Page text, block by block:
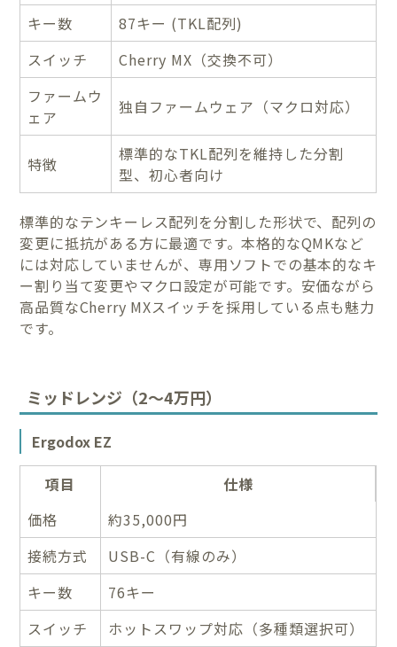
キー数
87キー (TKL配列)
スイッチ
Cherry MX（交換不可）
ファームウ
ェア
独自ファームウェア（マクロ対応）
特徴
標準的なTKL配列を維持した分割
型、初心者向け
標準的なテンキーレス配列を分割した形状で、配列の
変更に抵抗がある方に最適です。本格的なQMKなど
には対応していませんが、専用ソフトでの基本的なキ
ー割り当て変更やマクロ設定が可能です。安価ながら
高品質なCherry MXスイッチを採用している点も魅力
です。
ミッドレンジ（2〜4万円）
Ergodox EZ
項目
仕様
価格
約35,000円
接続方式
USB-C（有線のみ）
キー数
76キー
スイッチ
ホットスワップ対応（多種類選択可）